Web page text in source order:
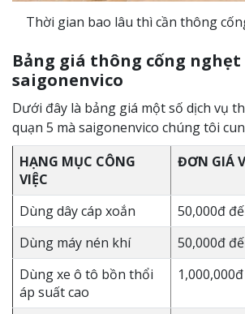
Thời gian bao lâu thì cần thông
Bảng giá thông cống nghẹt
saigonenvico
Dưới đây là bảng giá một số dịch vụ
quạn 5 mà saigonenvico chúng tôi
HẠNG MỤC CÔNG
VIỆC
ĐƠN GIÁ
Dùng dây cáp xoắn
50,000đ
Dùng máy nén khí
50,000đ
Dùng xe ô tô bồn thổi
áp suất cao